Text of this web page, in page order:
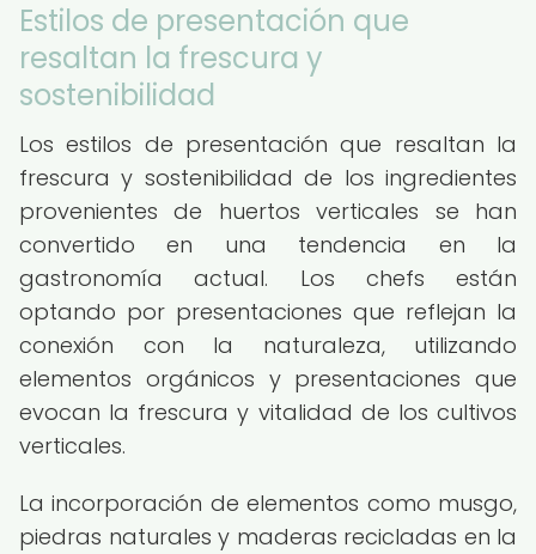
Estilos de presentación que
resaltan la frescura y
sostenibilidad
Los estilos de presentación que resaltan la
frescura y sostenibilidad de los ingredientes
provenientes de huertos verticales se han
convertido en una tendencia en la
gastronomía actual. Los chefs están
optando por presentaciones que reflejan la
conexión con la naturaleza, utilizando
elementos orgánicos y presentaciones que
evocan la frescura y vitalidad de los cultivos
verticales.
La incorporación de elementos como musgo,
piedras naturales y maderas recicladas en la